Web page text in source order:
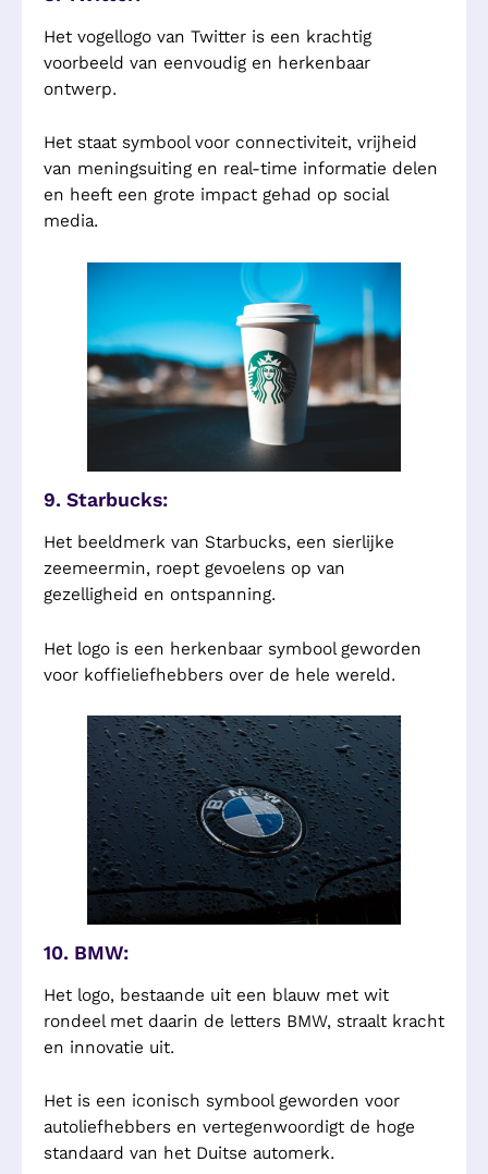
Het vogellogo van Twitter is een krachtig
voorbeeld van eenvoudig en herkenbaar
ontwerp.
Het staat symbool voor connectiviteit, vrijheid
van meningsuiting en real-time informatie delen
en heeft een grote impact gehad op social
media.
9. Starbucks:
Het beeldmerk van Starbucks, een sierlijke
zeemeermin, roept gevoelens op van
gezelligheid en ontspanning.
Het logo is een herkenbaar symbool geworden
voor koffieliefhebbers over de hele wereld.
10. BMW:
Het logo, bestaande uit een blauw met wit
rondeel met daarin de letters BMW, straalt kracht
en innovatie uit.
Het is een iconisch symbool geworden voor
autoliefhebbers en vertegenwoordigt de hoge
standaard van het Duitse automerk.